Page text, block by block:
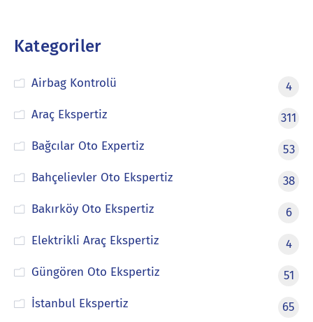
Kategoriler
Airbag Kontrolü
4
Araç Ekspertiz
311
Bağcılar Oto Expertiz
53
Bahçelievler Oto Ekspertiz
38
Bakırköy Oto Ekspertiz
6
Elektrikli Araç Ekspertiz
4
Güngören Oto Ekspertiz
51
İstanbul Ekspertiz
65